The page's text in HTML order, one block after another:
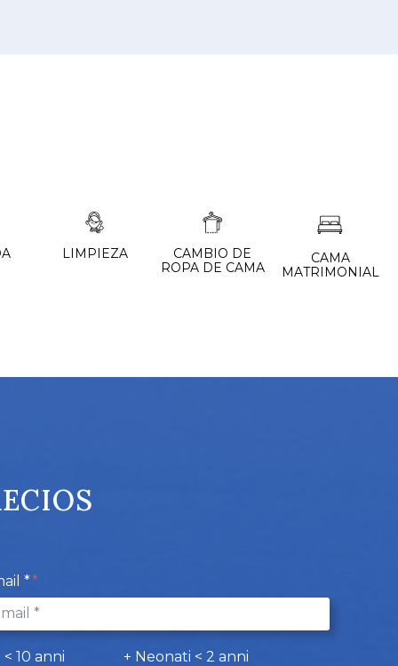
LIMPIEZA
CAMBIO DE
ROPA DE CAMA
CAMA
MATRIMONIAL
*
10 anni + Neonati < 2 anni